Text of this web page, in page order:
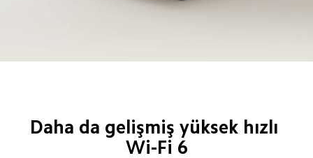
Daha da gelişmiş yüksek hızlı
Wi-Fi 6